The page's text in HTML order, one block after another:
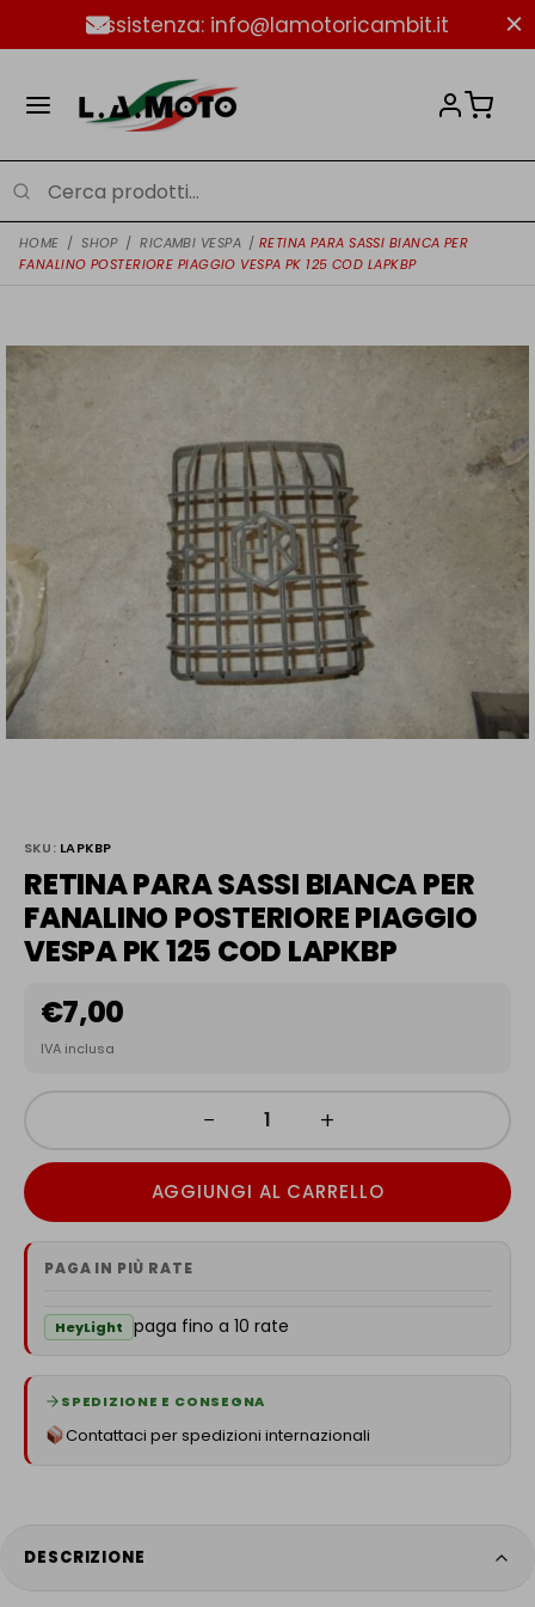
Assistenza: info@lamotoricambit.it
HOME / SHOP / RICAMBI VESPA / RETINA PARA SASSI BIANCA PER
FANALINO POSTERIORE PIAGGIO VESPA PK 125 COD LAPKBP
SKU: LAPKBP
RETINA PARA SASSI BIANCA PER
FANALINO POSTERIORE PIAGGIO
VESPA PK 125 COD LAPKBP
€7,00
IVA inclusa
− +
AGGIUNGI AL CARRELLO
PAGA IN PIÙ RATE
HeyLight paga fino a 10 rate
SPEDIZIONE E CONSEGNA
Contattaci per spedizioni internazionali
DESCRIZIONE